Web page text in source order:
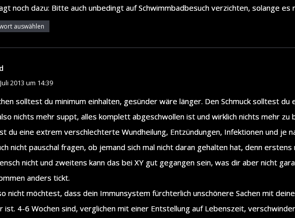
noch dazu: Bitte auch unbedingt auf Schwimmbadbesuch verzichten, solange es
auswählen
2013 um 14:39
solltest du minimum einhalten, gesünder wäre länger. Den Schmuck solltest
nichts mehr suppt, alles komplett abgeschwollen ist und wirklich nichts mehr zu
du eine extrem verschlechterte Wundheilung, Entzündungen, Infektionen und je
nicht pauschal fragen, ob jemand sich mal nicht daran gehalten hat, denn
nicht und zweitens kann das bei XY gut gegangen sein, was dir aber nicht
anders tickt.
nicht möchtest, dass dein Immunsystem fürchterlich unschönere Sachen mit
ist. 4-6 Wochen sind, verglichen mit einer Entstellung auf Lebenszeit,